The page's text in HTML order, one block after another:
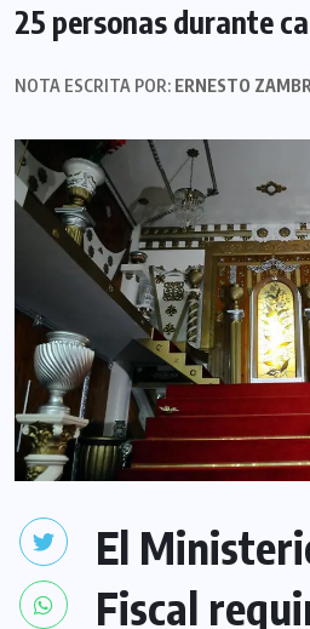
25 personas durante
NOTA ESCRITA POR: ERNESTO
El
Fiscal